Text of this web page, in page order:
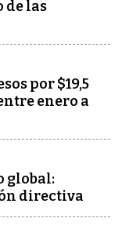
de las
por $19,5
enero a
global:
directiva